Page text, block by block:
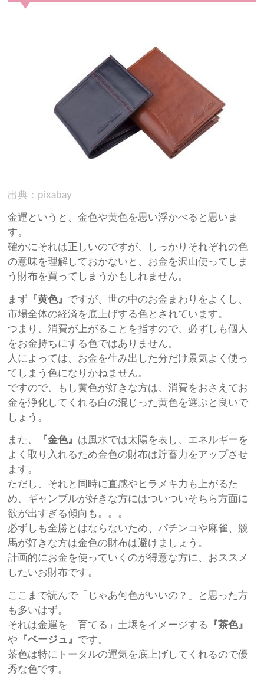
出典：pixabay
金運というと、金色や黄色を思い浮かべると思いま
す。
確かにそれは正しいのですが、しっかりそれぞれの色
の意味を理解しておかないと、お金を沢山使ってしま
う財布を買ってしまうかもしれません。
まず 『黄色』 ですが、世の中のお金まわりをよくし、
市場全体の経済を底上げする色とされています。
つまり、消費が上がることを指すので、必ずしも個人
をお金持ちにする色ではありません。
人によっては、お金を生み出した分だけ景気よく使っ
てしまう色になりかねません。
ですので、もし黄色が好きな方は、消費をおさえてお
金を浄化してくれる白の混じった黄色を選ぶと良いで
しょう。
また、 『金色』 は風水では太陽を表し、エネルギーを
よく取り入れるため金色の財布は貯蓄力をアップさせ
ます。
ただし、それと同時に直感やヒラメキ力も上がるた
め、ギャンブルが好きな方にはついついそちら方面に
欲が出すぎる傾向も。。。
必ずしも全勝とはならないため、パチンコや麻雀、競
馬が好きな方は金色の財布は避けましょう。
計画的にお金を使っていくのが得意な方に、おススメ
したいお財布です。
ここまで読んで「じゃあ何色がいいの？」と思った方
も多いはず。
それは金運を「育てる」土壌をイメージする
『茶色』
や 『ベージュ』 です。
茶色は特にトータルの運気を底上げしてくれるので優
秀な色です。